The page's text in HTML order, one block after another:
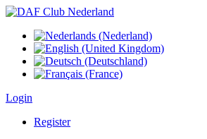
Login
Register